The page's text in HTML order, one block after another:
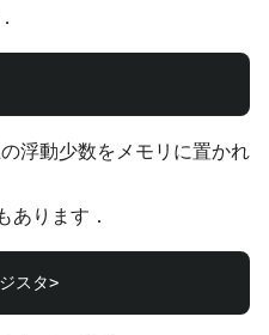
浮動少数をメモリに置かれ
あります．